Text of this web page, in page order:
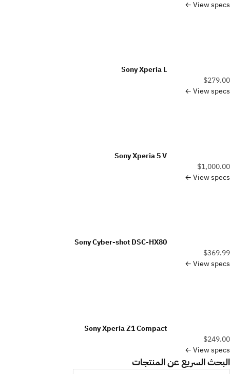
View specs ←
Sony Xperia L
$279.00
View specs ←
Sony Xperia 5 V
$1,000.00
View specs ←
Sony Cyber-shot DSC-HX80
$369.99
View specs ←
Sony Xperia Z1 Compact
$249.00
View specs ←
البحث السريع عن المنتجات